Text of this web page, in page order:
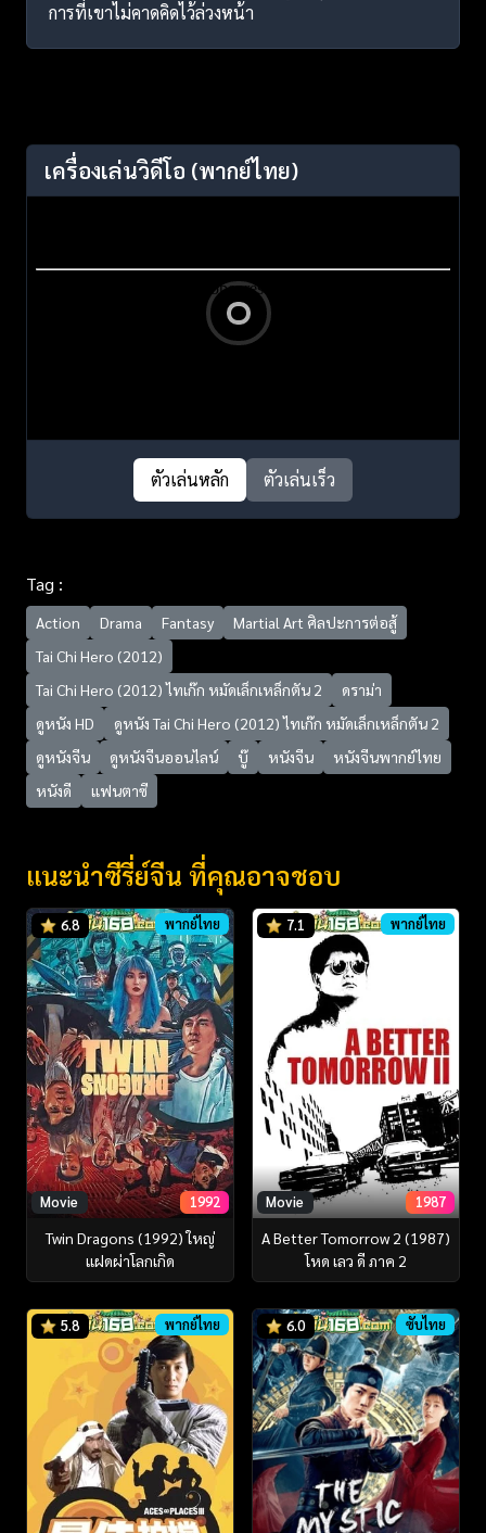
การที่เขาไม่คาดคิดไว้ล่วงหน้า
เครื่องเล่นวิดีโอ (พากย์ไทย)
ตัวเล่นหลัก ตัวเล่นเร็ว
Tag :
Action Drama Fantasy
Martial Art ศิลปะการต่อสู้
Tai Chi Hero (2012)
Tai Chi Hero (2012) ไทเก๊ก หมัดเล็กเหล็กตัน 2
ดราม่า
ดูหนัง HD
ดูหนัง Tai Chi Hero (2012) ไทเก๊ก หมัดเล็กเหล็กตัน 2
ดูหนังจีน
ดูหนังจีนออนไลน์ บู๊ หนังจีน
หนังจีนพากย์ไทย
หนังดี
แฟนตาซี
แนะนำซีรี่ย์จีน ที่คุณอาจชอบ
6.8 พากย์ไทย
Movie 1992
Twin Dragons (1992) ใหญ่
แฝดผ่าโลกเกิด
7.1 พากย์ไทย
Movie 1987
A Better Tomorrow 2 (1987)
โหด เลว ดี ภาค 2
5.8 พากย์ไทย 6.0 ซับไทย